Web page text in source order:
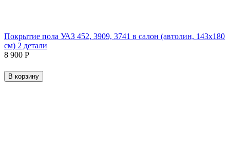
Покрытие пола УАЗ 452, 3909, 3741 в салон (автолин, 143х180
см) 2 детали
8 900 Р
В корзину